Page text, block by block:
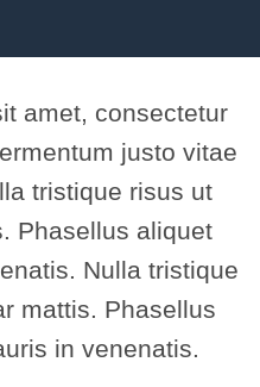
amet, consectetur
justo vitae
tristique risus ut
Phasellus aliquet
Nulla tristique
mattis. Phasellus
in venenatis.